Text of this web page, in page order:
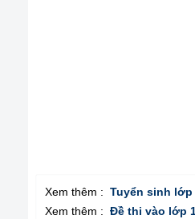
Xem thêm : Tuyển sinh lớp
Xem thêm : Đề thi vào lớp